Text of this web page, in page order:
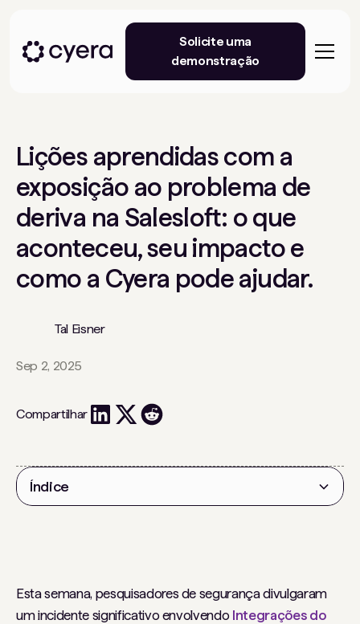
Solicite uma
demonstração
Lições aprendidas com a
exposição ao problema de
deriva na Salesloft: o que
aconteceu, seu impacto e
como a Cyera pode ajudar.
Tal Eisner
Sep 2, 2025
Compartilhar
Esta semana, pesquisadores de segurança divulgaram
um incidente significativo envolvendo Integrações do
Índice